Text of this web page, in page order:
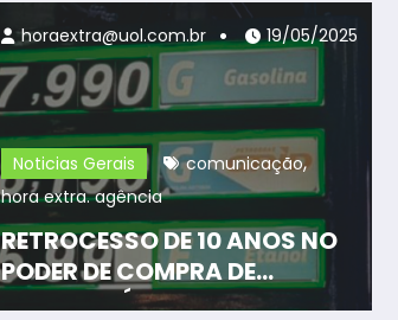
Destaque
TCE FREIA A
COPASA E
PROCESSO
Consulte mais informação
Noticias Gerais comunicação,
hora extra. agência
RETROCESSO DE 10 ANOS NO
PODER DE COMPRA DE
COMBUSTÍVEIS
horaextra@uol.com.br 19/05/2025